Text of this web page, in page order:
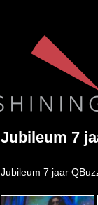
Jubileum 7
Jubileum 7 jaar